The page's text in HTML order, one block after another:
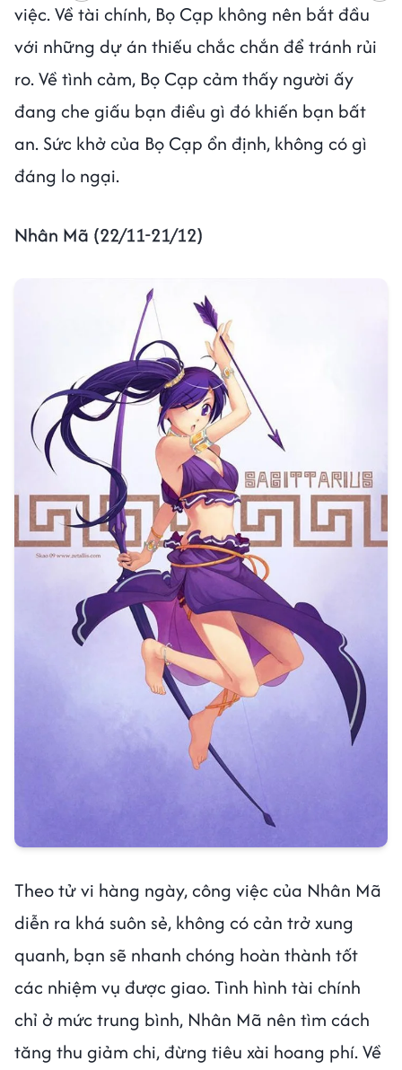
việc. Về tài chính, Bọ Cạp không nên bắt đầu
với những dự án thiếu chắc chắn để tránh rủi
ro. Về tình cảm, Bọ Cạp cảm thấy người ấy
đang che giấu bạn điều gì đó khiến bạn bất
an. Sức khở của Bọ Cạp ổn định, không có gì
đáng lo ngại.
Nhân Mã (22/11-21/12)
Theo tử vi hàng ngày, công việc của Nhân Mã
diễn ra khá suôn sẻ, không có cản trở xung
quanh, bạn sẽ nhanh chóng hoàn thành tốt
các nhiệm vụ được giao. Tình hình tài chính
chỉ ở mức trung bình, Nhân Mã nên tìm cách
tăng thu giảm chi, đừng tiêu xài hoang phí. Về